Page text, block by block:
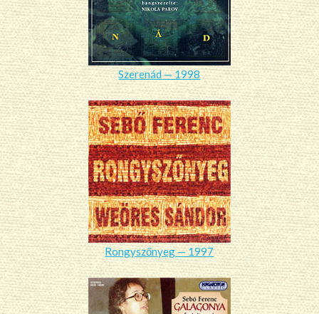
Szerenád — 1998
Rongyszőnyeg — 1997